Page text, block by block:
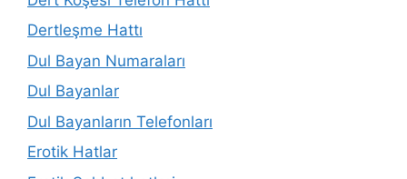
Dertleşme Hattı
Dul Bayan Numaraları
Dul Bayanlar
Dul Bayanların Telefonları
Erotik Hatlar